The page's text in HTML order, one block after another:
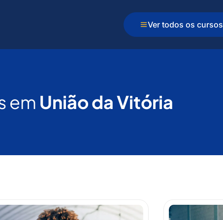
Ver todos os cursos
em União da Vitória